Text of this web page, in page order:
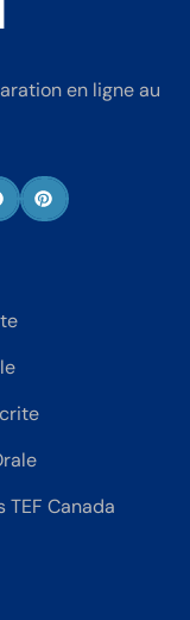
en ligne au
TEF Canada